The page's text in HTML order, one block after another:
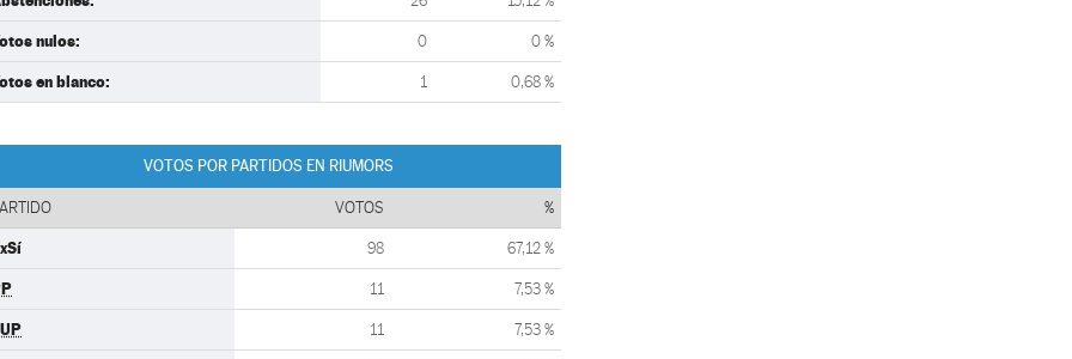
nulos: 0 0 %
en blanco: 1 0,68 %
VOTOS POR PARTIDOS EN RIUMORS
VOTOS %
98 67,12 %
11 7,53 %
11 7,53 %